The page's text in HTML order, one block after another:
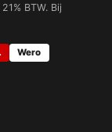
BTW. Bij
Wero